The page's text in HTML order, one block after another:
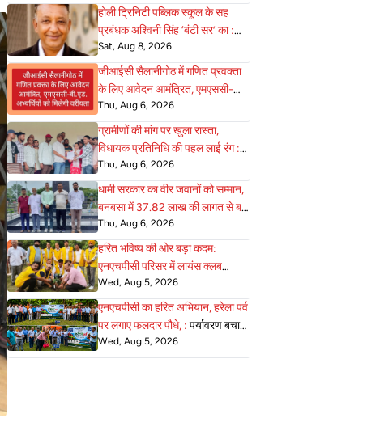
होली ट्रिनिटी पब्लिक स्कूल के सह
प्रबंधक अश्विनी सिंह ‘बंटी सर’ का :
निधन, टनकपुर में शोक की लहर
Sat, Aug 8, 2026
जीआईसी सैलानीगोठ में गणित प्रवक्ता
के लिए आवेदन आमंत्रित, एमएससी-
बी.एड :अभ्यर्थियों को मिलेगी वरीयता
Thu, Aug 6, 2026
ग्रामीणों की मांग पर खुला रास्ता,
विधायक प्रतिनिधि की पहल लाई रंग :
एनएचपीसी ने सुरक्षा के साथ दी
आवाजाही की अनुमति
Thu, Aug 6, 2026
धामी सरकार का वीर जवानों को सम्मान,
बनबसा में 37.82 लाख की लागत से बन
:रहा भव्य सैनिक स्मारक अंतिम चरण में
Thu, Aug 6, 2026
हरित भविष्य की ओर बड़ा कदम:
एनएचपीसी परिसर में लायंस क्लब
जोन-22 ने 75 :पौधे रोपे, पर्यावरण
संरक्षण का दिया सशक्त संदेश
Wed, Aug 5, 2026
एनएचपीसी का हरित अभियान, हरेला पर्व
पर लगाए फलदार पौधे, : पर्यावरण बचाने
का लिया संकल्प
Wed, Aug 5, 2026